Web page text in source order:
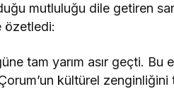
mutluluğu dile getiren
özetledi:
tam yarım asır geçti. Bu
kültürel zenginliğini